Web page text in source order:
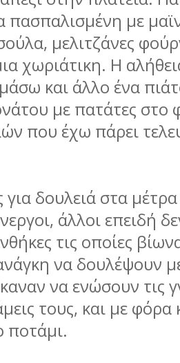
πασπαλισµένη µε
µελιτζάνες
χωριάτικη. Η
και άλλο ένα
µε πατάτες
που έχω πάρει
δουλειά στα
άλλοι επειδή
τις οποίες
να δουλέψουν
να ενώσουν τις
τους, και µε
ποτάµι.